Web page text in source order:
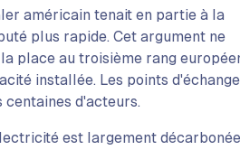
américain tenait en partie à la
plus rapide. Cet argument ne
place au troisième rang
installée. Les points d'échange
d'acteurs.
est largement